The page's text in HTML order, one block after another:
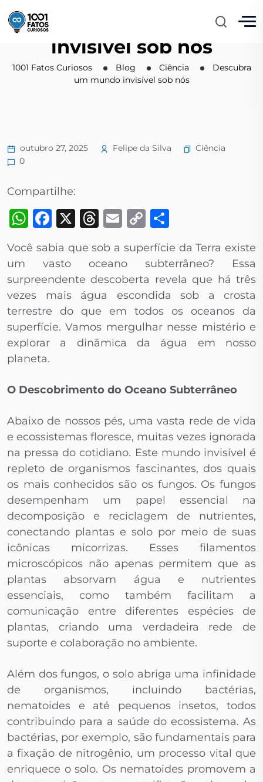
Descubra um mundo
invisível sob nós
1001 Fatos Curiosos Blog Ciência
Descubra
um mundo invisível sob nós
outubro 27, 2025 Felipe da Silva
Ciência
0
Compartilhe:
WhatsApp
Facebook
X Threads
Email
Copy
Link
Você sabia que sob a superfície da Terra existe
um vasto oceano subterrâneo? Essa
surpreendente descoberta revela que há três
vezes mais água escondida sob a crosta
terrestre do que em todos os oceanos da
superfície. Vamos mergulhar nesse mistério e
explorar a dinâmica da água em nosso
planeta.
O Descobrimento do Oceano Subterrâneo
Abaixo de nossos pés, uma vasta rede de vida
e ecossistemas floresce, muitas vezes ignorada
na pressa do cotidiano. Este mundo invisível é
repleto de organismos fascinantes, dos quais
os mais conhecidos são os fungos. Os fungos
desempenham um papel essencial na
decomposição e reciclagem de nutrientes,
conectando plantas e solo por meio de suas
icônicas micorrizas. Esses filamentos
microscópicos não apenas permitem que as
plantas absorvam água e nutrientes
essenciais, como também facilitam a
comunicação entre diferentes espécies de
plantas, criando uma verdadeira rede de
suporte e colaboração no ambiente.
Além dos fungos, o solo abriga uma infinidade
de organismos, incluindo bactérias,
nematoides e até pequenos insetos, todos
contribuindo para a saúde do ecossistema. As
bactérias, por exemplo, são fundamentais para
a fixação de nitrogênio, um processo vital que
enriquece o solo. Os nematoides promovem a